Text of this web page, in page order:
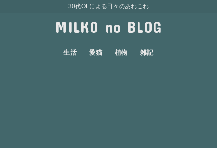
30代OLによる日々のあれこれ
MILKO no BLOG
生活 愛猫 植物 雑記